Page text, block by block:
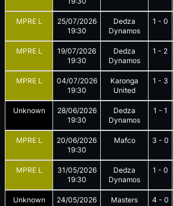
MPRE L
25/07/2026
19:30
Dedza
Dynamos
1 - 0
MPRE L
19/07/2026
19:30
Dedza
Dynamos
1 - 2
MPRE L
04/07/2026
19:30
Karonga
United
1 - 3
Unknown
28/06/2026
19:30
Dedza
Dynamos
1 - 1
MPRE L
20/06/2026
19:30
Mafco 3 - 0
MPRE L
31/05/2026
19:30
Dedza
Dynamos
1 - 0
Unknown
24/05/2026
Masters
4 - 0